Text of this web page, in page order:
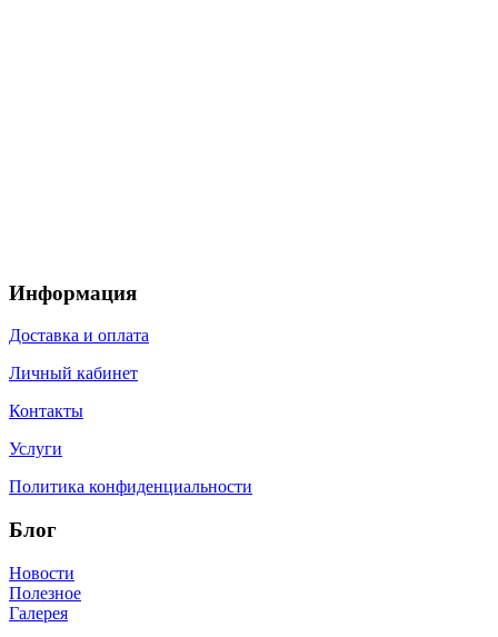
Информация
Доставка и оплата
Личный кабинет
Контакты
Услуги
Политика конфиденциальности
Блог
Новости
Полезное
Галерея